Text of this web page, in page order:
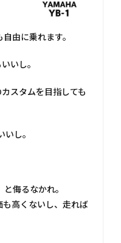
由に乗れます。
いし。
スタムを目指しても
し。
侮るなかれ。
高くないし、走れば